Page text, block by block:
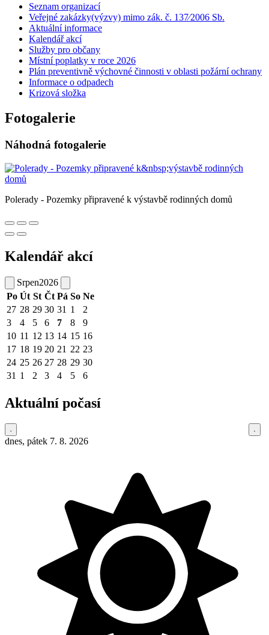
Seznam organizací
Veřejné zakázky(výzvy) mimo zák. č. 137⁄2006 Sb.
Aktuální informace
Kalendář akcí
Služby pro občany
Místní poplatky v roce 2026
Plán preventivně výchovné činnosti v oblasti požární ochrany
Informace o odpadech
Krizová složka
Fotogalerie
Náhodná fotogalerie
Polerady - Pozemky připravené k výstavbě rodinných domů
Kalendář akcí
Srpen2026
Po Út St Čt Pá So Ne
27 28 29 30 31 1
2
3
4 5 6 7 8
9
10 11 12 13 14 15 16
17 18 19 20 21 22 23
24 25 26 27 28 29 30
31 1 2 3 4 5 6
Aktuální počasí
dnes, pátek 7. 8. 2026